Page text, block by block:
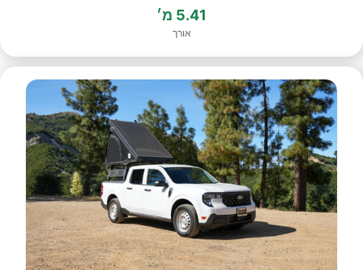
5.41 מ׳
אורך